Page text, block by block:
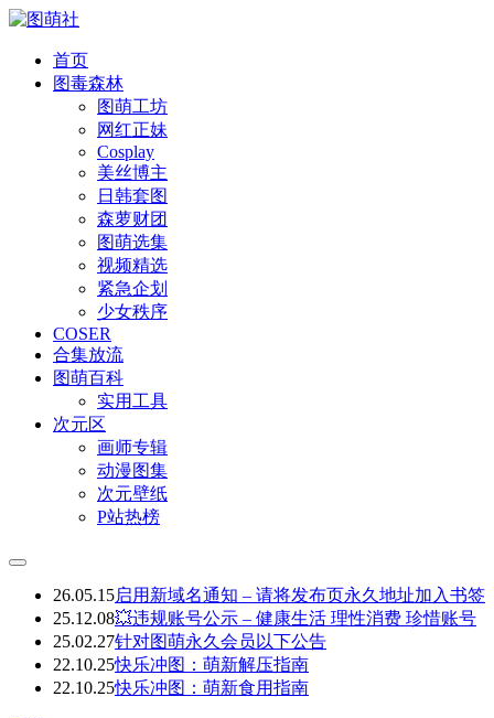
首页
图毒森林
图萌工坊
网红正妹
Cosplay
美丝博主
日韩套图
森萝财团
图萌选集
视频精选
紧急企划
少女秩序
COSER
合集放流
图萌百科
实用工具
次元区
画师专辑
动漫图集
次元壁纸
P站热榜
26.05.15启用新域名通知 – 请将发布页永久地址加入书签
25.12.08💥违规账号公示 – 健康生活 理性消费 珍惜账号
25.02.27针对图萌永久会员以下公告
22.10.25快乐冲图：萌新解压指南
22.10.25快乐冲图：萌新食用指南